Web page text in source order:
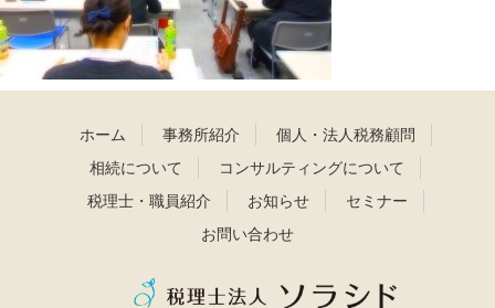
ホーム 事務所紹介
個人・法人税務顧問
相続について
コンサルティングについて
税理士・職員紹介
お知らせ
セミナー
お問い合わせ